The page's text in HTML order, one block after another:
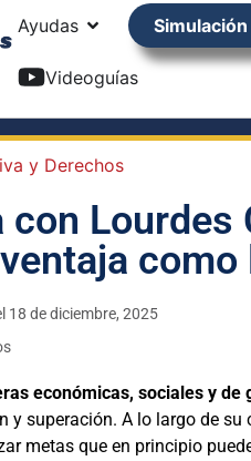
Ayudas Simulación
Videoguías
y Derechos
como
18 de diciembre, 2025
económicas, sociales y de
y superación. A lo largo de
metas que en principio